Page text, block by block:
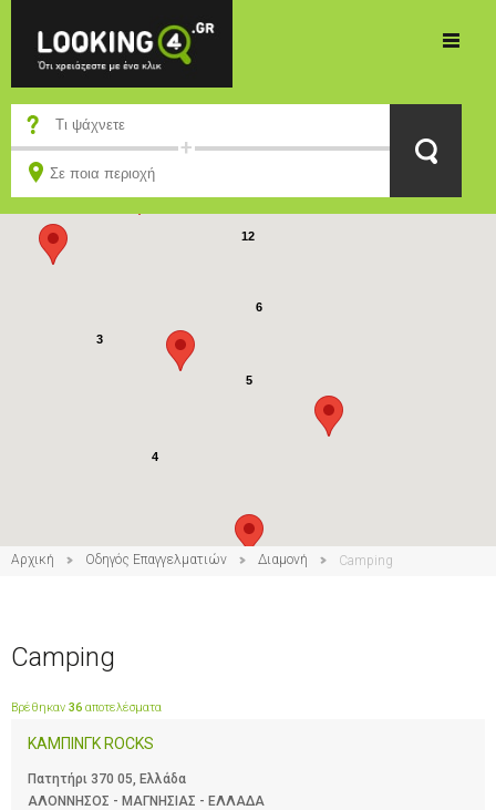
5
3
6
12
4
Αρχική Οδηγός Επαγγελματιών Διαμονή Camping
Camping
Βρέθηκαν 36 αποτελέσματα
ΚΑΜΠΙΝΓΚ ROCKS
Πατητήρι 370 05, Ελλάδα
ΑΛΟΝΝΗΣΟΣ - ΜΑΓΝΗΣΙΑΣ - ΕΛΛΑΔΑ